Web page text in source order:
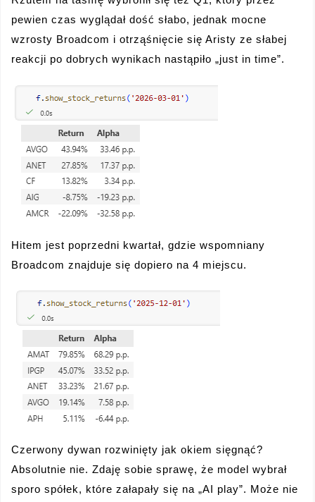
pewien czas wyglądał dość słabo, jednak mocne
wzrosty Broadcom i otrząśnięcie się Aristy ze słabej
reakcji po dobrych wynikach nastąpiło „just in time”.
Hitem jest poprzedni kwartał, gdzie wspomniany
Broadcom znajduje się dopiero na 4 miejscu.
Czerwony dywan rozwinięty jak okiem sięgnąć?
Absolutnie nie. Zdaję sobie sprawę, że model wybrał
sporo spółek, które załapały się na „AI play”. Może nie